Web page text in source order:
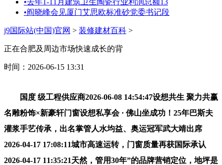
•阎晓峰会见厦门艾思欧标准砂党委书记段
j9国际站(中国)官网 > 装修建材百科 >
正在合肥及周边市场快速成长的背
时间：2026-06-15 13:31
国度 级工程供应商2026-06-08 14:54:47设想共生 聚力共赢
名雕粉饰×新豪轩门窗设想私享会 · 佛山坐成功！25年巴斯夫
灌浆手艺传承，出名掌管人水均益、奥运冠军武大靖出席
2026-04-17 17:08:11城市高速运转，门窗质量再获国际承认
2026-04-17 11:35:21天然，管用30年”的品牌营销定位，地坪是